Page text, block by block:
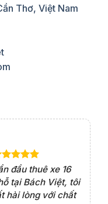
Thơ, Việt Nam
đầu thuê xe 16
tại Bách Việt, tôi
hài lòng với chất